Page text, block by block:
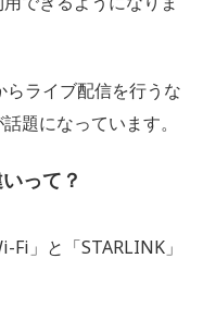
ライブ配信を行うな
題になっています。
って？
Fi」と「STARLINK」